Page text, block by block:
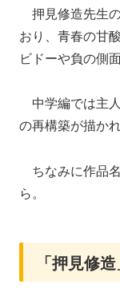
押見修造先生
おり、青春の甘
ビドーや負の側
中学編では主
の再構築が描か
ちなみに作品
ら。
「押見修